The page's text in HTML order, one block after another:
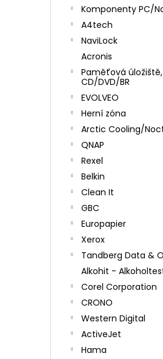
Komponenty PC/
A4tech
NaviLock
Acronis
Paměťová
CD/DVD/BR
EVOLVEO
Herní zóna
Arctic Cooling/
QNAP
Rexel
Belkin
Clean It
GBC
Europapier
Xerox
Tandberg Data &
Alkohit -
Corel Corporation
CRONO
Western Digital
ActiveJet
Hama